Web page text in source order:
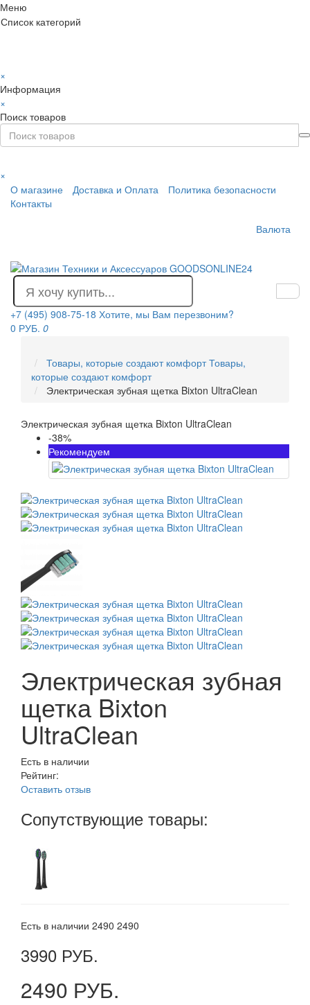
Меню
Список категорий
×
Информация
×
Поиск товаров
×
О магазине
Доставка и Оплата
Политика безопасности
Контакты
Валюта
+7 (495) 908-75-18 Хотите, мы Вам перезвоним?
0 РУБ. 0
Товары, которые создают комфортТовары,
которые создают комфорт
Электрическая зубная щетка Bixton UltraClean
Электрическая зубная щетка Bixton UltraClean
-38%
Рекомендуем
Электрическая зубная
щетка Bixton
UltraClean
Есть в наличии
Рейтинг:
Оставить отзыв
Сопутствующие товары:
Есть в наличии 2490 2490
3990 РУБ.
2490 РУБ.